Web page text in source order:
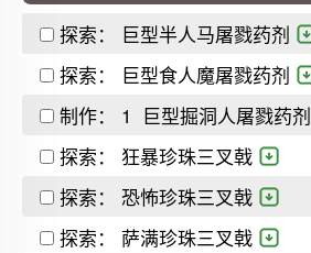
探索：
巨型半人马屠戮药剂
探索：
巨型食人魔屠戮药剂
制作：
1 巨型掘洞人屠戮药剂
探索：
狂暴珍珠三叉戟
探索：
恐怖珍珠三叉戟
探索：
萨满珍珠三叉戟